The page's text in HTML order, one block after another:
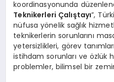
koordinasyonunda
Teknikerleri Çalıştayı”,
nüfusa yönelik sağlık
teknikerlerin sorunlarını
yetersizlikleri, görev
istihdam sorunları ve özlük
problemler, bilimsel bir